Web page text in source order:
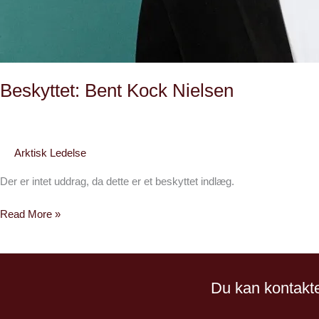
Beskyttet: Bent Kock Nielsen
Arktisk Ledelse
Der er intet uddrag, da dette er et beskyttet indlæg.
Read More »
Du kan